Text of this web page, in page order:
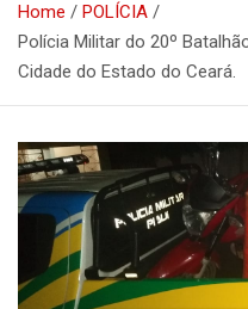
Home
POLÍCIA
Polícia Militar do 20º
Cidade do Estado do Ceará.